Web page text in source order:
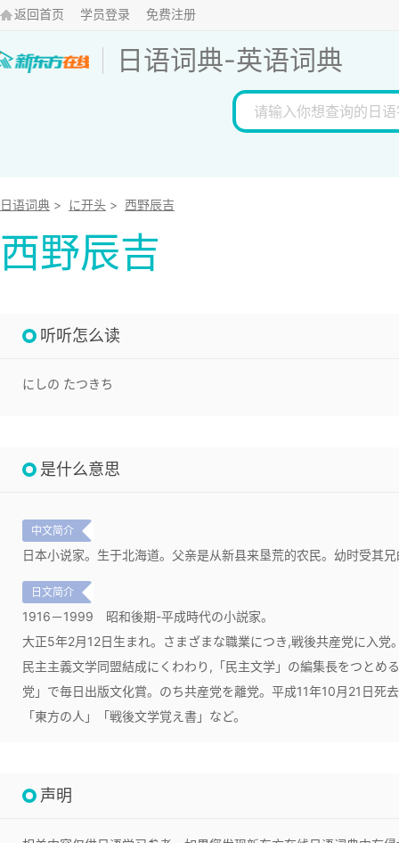
返回首页 学员登录 免费注册
日语词典-英语词典
日语词典 > に开头 > 西野辰吉
西野辰吉
听听怎么读
にしの たつきち
是什么意思
中文简介
日本小说家。生于北海道。父亲是从新县来垦荒的农民。幼时受其
日文简介
1916－1999 昭和後期-平成時代の小説家。
大正5年2月12日生まれ。さまざまな職業につき,戦後共産党に入
民主主義文学同盟結成にくわわり,「民主文学」の編集長をつとめ
党」で毎日出版文化賞。のち共産党を離党。平成11年10月21日死
「東方の人」「戦後文学覚え書」など。
声明